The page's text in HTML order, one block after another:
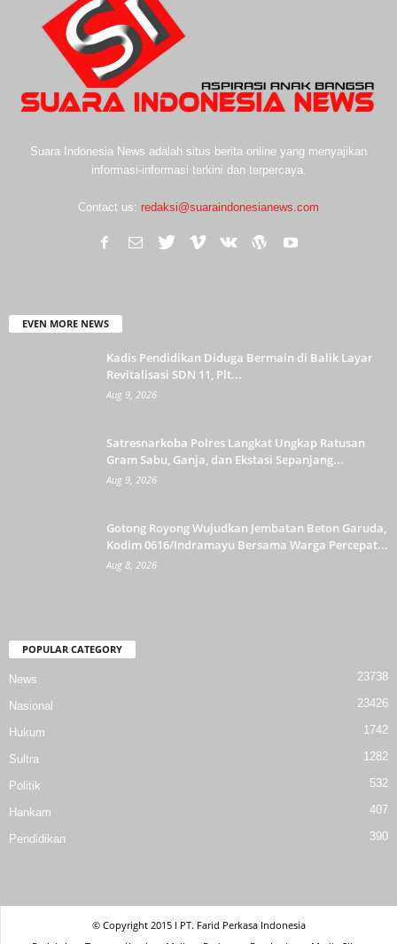
Suara Indonesia News adalah situs berita online yang menyajikan
informasi-informasi terkini dan terpercaya.
Contact us: redaksi@suaraindonesianews.com
EVEN MORE NEWS
Kadis Pendidikan Diduga Bermain di Balik Layar
Revitalisasi SDN 11, Plt...
Aug 9, 2026
Satresnarkoba Polres Langkat Ungkap Ratusan
Gram Sabu, Ganja, dan Ekstasi Sepanjang...
Aug 9, 2026
Gotong Royong Wujudkan Jembatan Beton Garuda,
Kodim 0616/Indramayu Bersama Warga Percepat...
Aug 8, 2026
POPULAR CATEGORY
News 23738
Nasional 23426
Hukum 1742
Sultra 1282
Politik 532
Hankam 407
Pendidikan 390
© Copyright 2015 l PT. Farid Perkasa Indonesia